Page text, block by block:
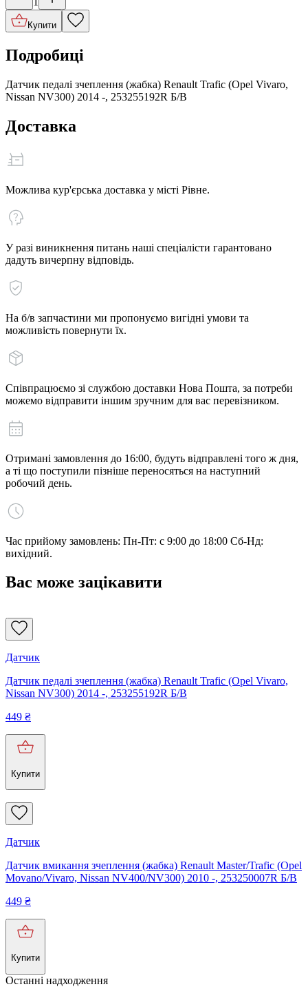
Купити
Подробиці
Датчик педалі зчеплення (жабка) Renault Trafic (Opel Vivaro,
Nissan NV300) 2014 -, 253255192R Б/В
Доставка
Можлива кур'єрська доставка у місті Рівне.
У разі виникнення питань наші спеціалісти гарантовано
дадуть вичерпну відповідь.
На б/в запчастини ми пропонуємо вигідні умови та
можливість повернути їх.
Співпрацюємо зі службою доставки Нова Пошта, за потреби
можемо відправити іншим зручним для вас перевізником.
Отримані замовлення до 16:00, будуть відправлені того ж дня,
а ті що поступили пізніше переносяться на наступний
робочий день.
Час прийому замовлень: Пн-Пт: с 9:00 до 18:00 Сб-Нд:
вихідний.
Вас може зацікавити
Датчик
Датчик педалі зчеплення (жабка) Renault Trafic (Opel Vivaro,
Nissan NV300) 2014 -, 253255192R Б/В
449 ₴
Купити
Датчик
Датчик вмикання зчеплення (жабка) Renault Master/Trafic (Opel
Movano/Vivaro, Nissan NV400/NV300) 2010 -, 253250007R Б/В
449 ₴
Купити
Останні надходження